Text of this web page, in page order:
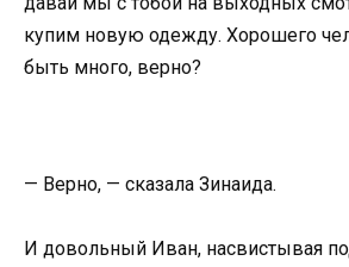
купим новую одежду. Хорошего
быть много, верно?
— Верно, — сказала Зинаида.
И довольный Иван, насвистывая